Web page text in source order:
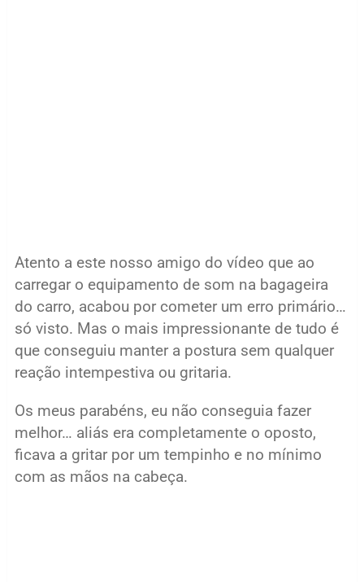
Atento a este nosso amigo do vídeo que ao
carregar o equipamento de som na bagageira
do carro, acabou por cometer um erro primário…
só visto. Mas o mais impressionante de tudo é
que conseguiu manter a postura sem qualquer
reação intempestiva ou gritaria.
Os meus parabéns, eu não conseguia fazer
melhor… aliás era completamente o oposto,
ficava a gritar por um tempinho e no mínimo
com as mãos na cabeça.